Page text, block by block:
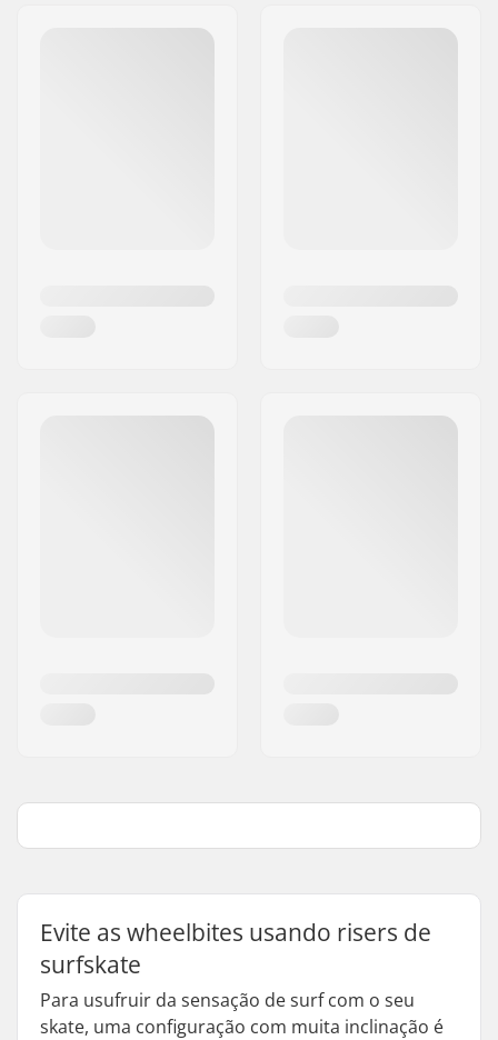
Evite as wheelbites usando risers de
surfskate
Para usufruir da sensação de surf com o seu
skate, uma configuração com muita inclinação é